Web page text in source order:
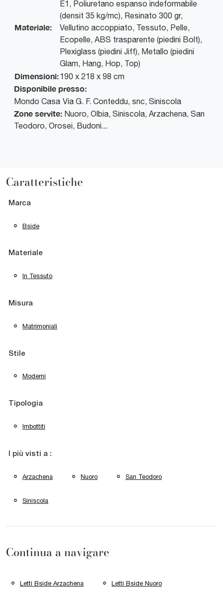
Materiale:
E1, Poliuretano espanso indeformabile
(densit 35 kg/mc), Resinato 300 gr,
Vellutino accoppiato, Tessuto, Pelle,
Ecopelle, ABS trasparente (piedini Bolt),
Plexiglass (piedini Jiff), Metallo (piedini
Glam, Hang, Hop, Top)
Dimensioni:190 x 218 x 98 cm
Disponibile presso:
Mondo Casa Via G. F. Conteddu, snc, Siniscola
Zone servite: Nuoro, Olbia, Siniscola, Arzachena, San
Teodoro, Orosei, Budoni...
Caratteristiche
Marca
Bside
Materiale
In Tessuto
Misura
Matrimoniali
Stile
Moderni
Tipologia
Imbottiti
I più visti a :
Arzachena Nuoro San Teodoro
Siniscola
Continua a navigare
Letti Bside Arzachena Letti Bside Nuoro